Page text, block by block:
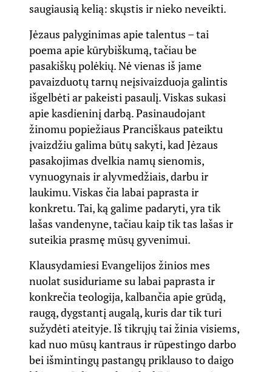
saugiausią kelią: skųstis ir nieko neveikti.
Jėzaus palyginimas apie talentus – tai
poema apie kūrybiškumą, tačiau be
pasakiškų polėkių. Nė vienas iš jame
pavaizduotų tarnų neįsivaizduoja galintis
išgelbėti ar pakeisti pasaulį. Viskas sukasi
apie kasdieninį darbą. Pasinaudojant
žinomu popiežiaus Pranciškaus pateiktu
įvaizdžiu galima būtų sakyti, kad Jėzaus
pasakojimas dvelkia namų sienomis,
vynuogynais ir alyvmedžiais, darbu ir
laukimu. Viskas čia labai paprasta ir
konkretu. Tai, ką galime padaryti, yra tik
lašas vandenyne, tačiau kaip tik tas lašas ir
suteikia prasmę mūsų gyvenimui.
Klausydamiesi Evangelijos žinios mes
nuolat susiduriame su labai paprasta ir
konkrečia teologija, kalbančia apie grūdą,
raugą, dygstantį augalą, kuris dar tik turi
sužydėti ateityje. Iš tikrųjų tai žinia visiems,
kad nuo mūsų kantraus ir rūpestingo darbo
bei išmintingų pastangų priklauso to daigo